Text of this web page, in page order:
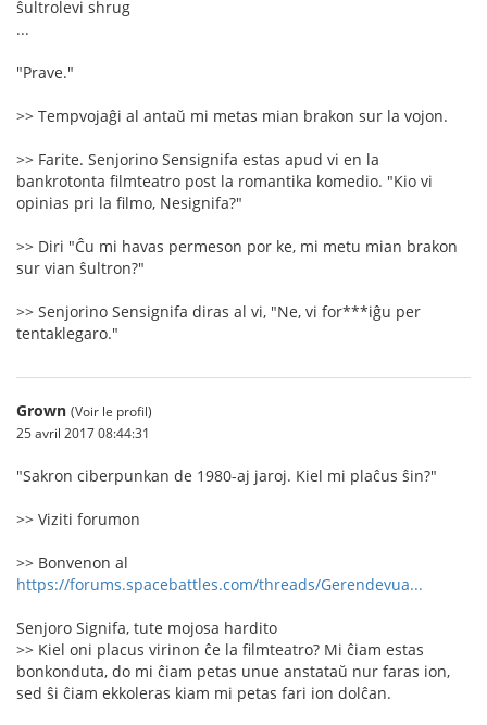
ŝultrolevi shrug
...
"Prave."
>> Tempvojaĝi al antaŭ mi metas mian brakon sur la vojon.
>> Farite. Senjorino Sensignifa estas apud vi en la
bankrotonta filmteatro post la romantika komedio. "Kio vi
opinias pri la filmo, Nesignifa?"
>> Diri "Ĉu mi havas permeson por ke, mi metu mian brakon
sur vian ŝultron?"
>> Senjorino Sensignifa diras al vi, "Ne, vi for***iĝu per
tentaklegaro."
Grown (Voir le profil)
25 avril 2017 08:44:31
"Sakron ciberpunkan de 1980-aj jaroj. Kiel mi plaĉus ŝin?"
>> Viziti forumon
>> Bonvenon al
https://forums.spacebattles.com/threads/Gerendevua...
Senjoro Signifa, tute mojosa hardito
>> Kiel oni placus virinon ĉe la filmteatro? Mi ĉiam estas
bonkonduta, do mi ĉiam petas unue anstataŭ nur faras ion,
sed ŝi ĉiam ekkoleras kiam mi petas fari ion dolĉan.